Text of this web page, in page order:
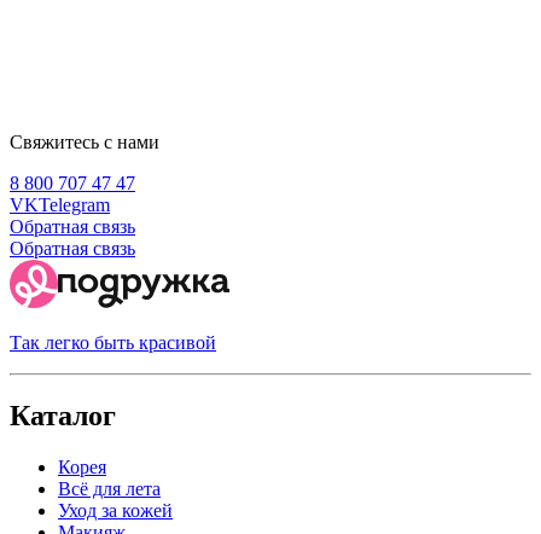
Свяжитесь с нами
8 800 707 47 47
VKTelegram
Обратная связь
Обратная связь
Так легко быть красивой
Каталог
Корея
Всё для лета
Уход за кожей